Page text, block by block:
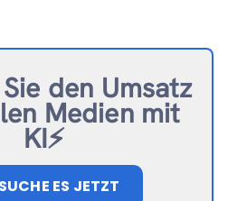
den Umsatz
Medien mit
KI⚡️
ES JETZT